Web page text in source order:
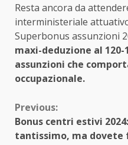
Resta ancora da
interministeriale
Superbonus assunzioni
maxi-deduzione al 120-
assunzioni che
occupazionale.
Continue
Reading
Previous:
Bonus centri estivi
tantissimo, ma